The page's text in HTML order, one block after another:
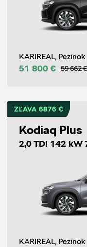
KARIREAL, Pezinok
51 800 € 59 662 €
ZĽAVA 6876 €
Kodiaq Plus
2,0 TDI 142 kW
KARIREAL, Pezinok